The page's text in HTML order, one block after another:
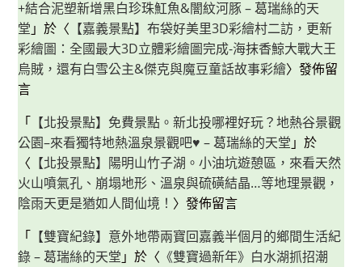
+結合泥塑新增黑白珍珠魟魚&闇紋河豚 – 葛瑞絲的天
堂 」於〈 【嘉義景點】布袋好美里3D彩繪村二訪，更新
彩繪圖：全國最大3D立體彩繪圖完成-海抹香鯨大戰大王
烏賊，還有白雪公主&傑克與魔豆童話故事彩繪〉發佈留
言
「 【北投景點】免費景點。新北投哪裡好玩？地熱谷景觀
公園–來看獨特地熱溫泉景觀吧♥ – 葛瑞絲的天堂 」於
〈 【北投景點】陽明山竹子湖。小油坑遊憩區，來看天然
火山噴氣孔、崩塌地形、溫泉與硫磺結晶…等地理景觀，
陰雨天更是猶如人間仙境！ 〉發佈留言
「 【雙寶紀錄】意外地帶兩寶回嘉義半個月的鄉間生活紀
錄 – 葛瑞絲的天堂 」於〈 《雙寶過新年》白水湖抓招潮